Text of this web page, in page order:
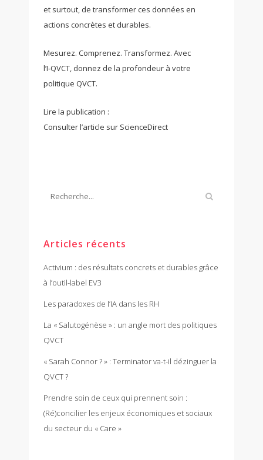
et surtout, de transformer ces données en
actions concrètes et durables.
Mesurez. Comprenez. Transformez. Avec
l’I‑QVCT, donnez de la profondeur à votre
politique QVCT.
Lire la publication :
Consulter l’article sur ScienceDirect
Articles récents
Activium : des résultats concrets et durables grâce
à l’outil-label EV3
Les paradoxes de l’IA dans les RH
La « Salutogénèse » : un angle mort des politiques
QVCT
« Sarah Connor ? » : Terminator va-t-il dézinguer la
QVCT ?
Prendre soin de ceux qui prennent soin :
(Ré)concilier les enjeux économiques et sociaux
du secteur du « Care »